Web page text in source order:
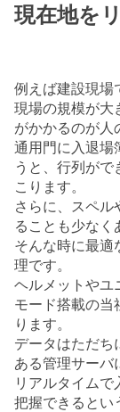
現在地を
例えば建設現場
現場の規模が大
がかかるのが人
通用門に入退場
うと、行列が
こります。
さらに、スペル
ることも少なく
そんな時に最適
理です。
ヘルメットやユ
モード搭載の当
ります。
データはただち
ある管理サーバ
リアルタイム
把握できるとい